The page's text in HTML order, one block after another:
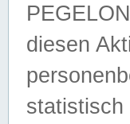
diesen
statistisch